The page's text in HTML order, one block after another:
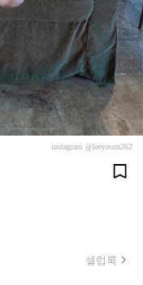
instagram @leeyoum262
셀럽룩